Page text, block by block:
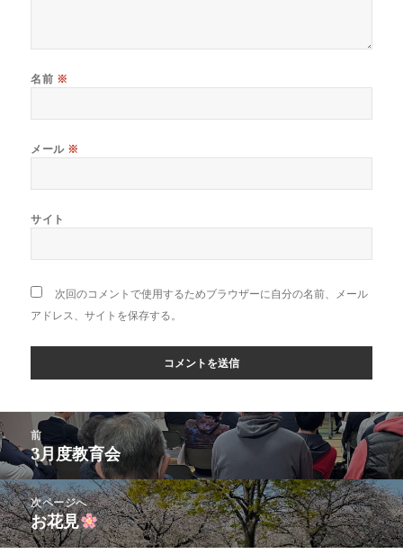
名前 ※
メール ※
サイト
次回のコメントで使用するためブラウザーに自分の名前、メール
アドレス、サイトを保存する。
投
稿
ナ
ビ
ゲ
ー
前
前
の
投
稿:
3月度教育会
次ページへ
次
の
お花見